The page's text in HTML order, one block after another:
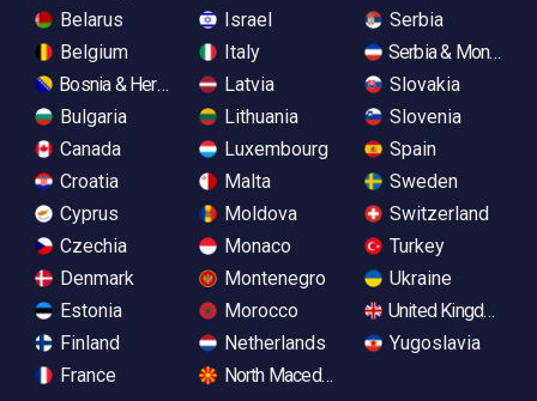
Belarus
Belgium
Bosnia & Herzegovina
Bulgaria
Canada
Croatia
Cyprus
Czechia
Denmark
Estonia
Finland
France
Israel
Italy
Latvia
Lithuania
Luxembourg
Malta
Moldova
Monaco
Montenegro
Morocco
Netherlands
North Macedonia
Serbia
Serbia &
Slovakia
Slovenia
Spain
Sweden
Switzerland
Turkey
Ukraine
United Kingdom
Yugoslavia